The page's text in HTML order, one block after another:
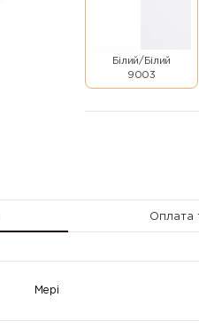
Білий/Білий
9003
Оплата
Мері